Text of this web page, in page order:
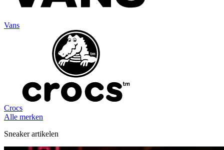
Vans
Crocs
Alle merken
Sneaker artikelen